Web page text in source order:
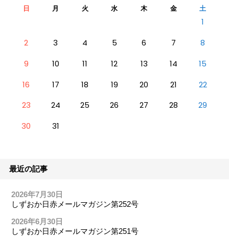
日 月 火 水 木 金 土
1
2
3 4 5 6 7
8
9
10 11 12 13 14
15
16
17 18 19 20 21
22
23
24 25 26 27 28
29
30
31
最近の記事
2026年7月30日
しずおか日赤メールマガジン第252号
2026年6月30日
しずおか日赤メールマガジン第251号